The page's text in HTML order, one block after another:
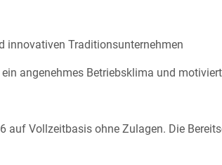
innovativen Traditionsunternehmen
angenehmes Betriebsklima und
auf Vollzeitbasis ohne Zulagen. Die